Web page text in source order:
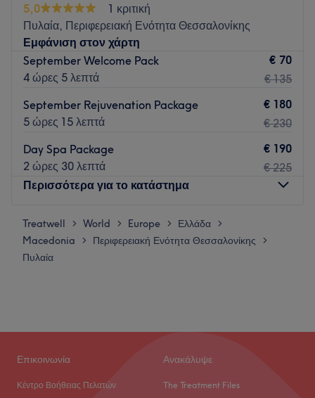
5,0
1 κριτική
Πυλαία, Περιφερειακή Ενότητα Θεσσαλονίκης
Εμφάνιση στον χάρτη
September Welcome Pack
4 ώρες 5 λεπτά
€ 70
€ 135
September Rejuvenation Package
5 ώρες 15 λεπτά
€ 180
€ 230
Day Spa Package
2 ώρες 30 λεπτά
€ 190
€ 225
Περισσότερα για το κατάστημα
Δευτέρα 08:00
Τρίτη
09:00–21:00
Τετάρτη
Ένα Καταφύγιο Ισορροπίας,
Μια Ήρεμη Απόδραση από τον Ρυθμό της Πόλης Στην
Treatwell > World > Europe > Ελλάδα >
Macedonia > Περιφερειακή Ενότητα Θεσσαλονίκης >
Πυλαία
Επικοινωνία
Κέντρο Βοήθειας Πελατών
Ανακάλυψε
The Treatment Files